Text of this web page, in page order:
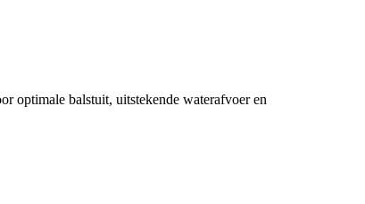
optimale balstuit, uitstekende waterafvoer en